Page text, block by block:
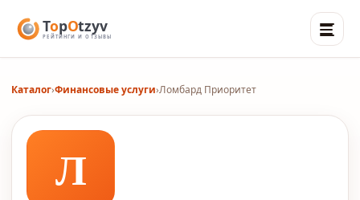
Каталог›Финансовые услуги›Ломбард Приоритет
Л